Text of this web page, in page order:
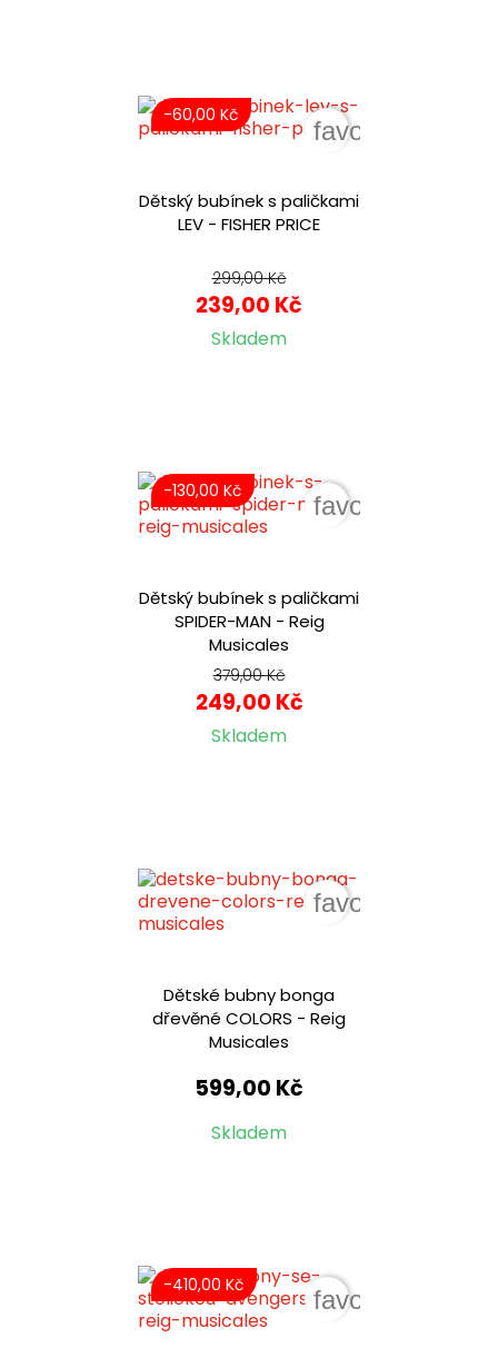
Dětský bubínek s paličkami
LEV - FISHER PRICE
299,00 Kč
239,00 Kč
Skladem
-60,00 Kč
favorite_border
Dětský bubínek s paličkami
SPIDER-MAN - Reig
Musicales
379,00 Kč
249,00 Kč
Skladem
-130,00 Kč
favorite_border
Dětské bubny bonga
dřevěné COLORS - Reig
Musicales
599,00 Kč
Skladem
favorite_border
-410,00 Kč
favorite_border